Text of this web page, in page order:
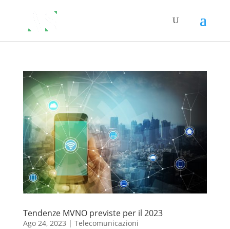
Tendenze MVNO previste per il 2023
Ago 24, 2023 | Telecomunicazioni